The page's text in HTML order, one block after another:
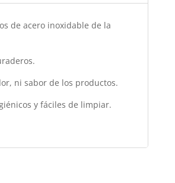
de acero inoxidable de la
ni sabor de los productos.
y fáciles de limpiar.